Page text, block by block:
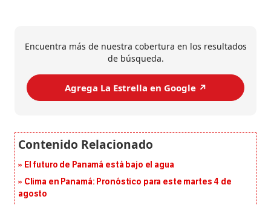
Encuentra más de nuestra cobertura en los resultados
de búsqueda.
Agrega La Estrella en Google ↗️
El futuro de Panamá está bajo el agua
Clima en Panamá: Pronóstico para este martes 4 de
agosto